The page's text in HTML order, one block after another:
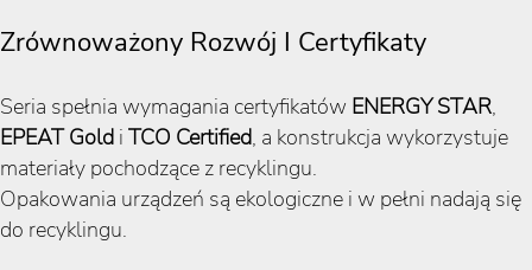
Zrównoważony Rozwój I Certyfikaty
Seria spełnia wymagania certyfikatów ENERGY STAR,
EPEAT Gold i TCO Certified, a konstrukcja wykorzystuje
materiały pochodzące z recyklingu.
Opakowania urządzeń są ekologiczne i w pełni nadają się
do recyklingu.